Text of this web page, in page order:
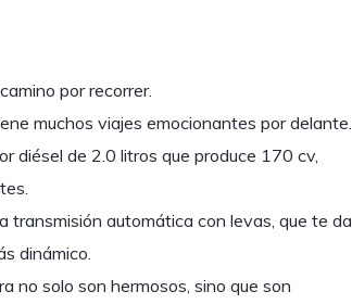
por recorrer.
muchos viajes emocionantes por delante.
diésel de 2.0 litros que produce 170 cv,
transmisión automática con levas, que te da
dinámico.
no solo son hermosos, sino que son